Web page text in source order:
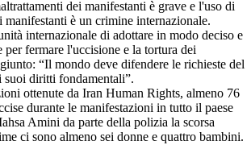
dei manifestanti è grave e l'uso di
è un crimine internazionale.
internazionale di adottare in modo deciso e
per fermare l'uccisione e la tortura dei
“Il mondo deve difendere le richieste del
diritti fondamentali”.
ottenute da Iran Human Rights, almeno 76
durante le manifestazioni in tutto il paese
Amini da parte della polizia la scorsa
ci sono almeno sei donne e quattro bambini.